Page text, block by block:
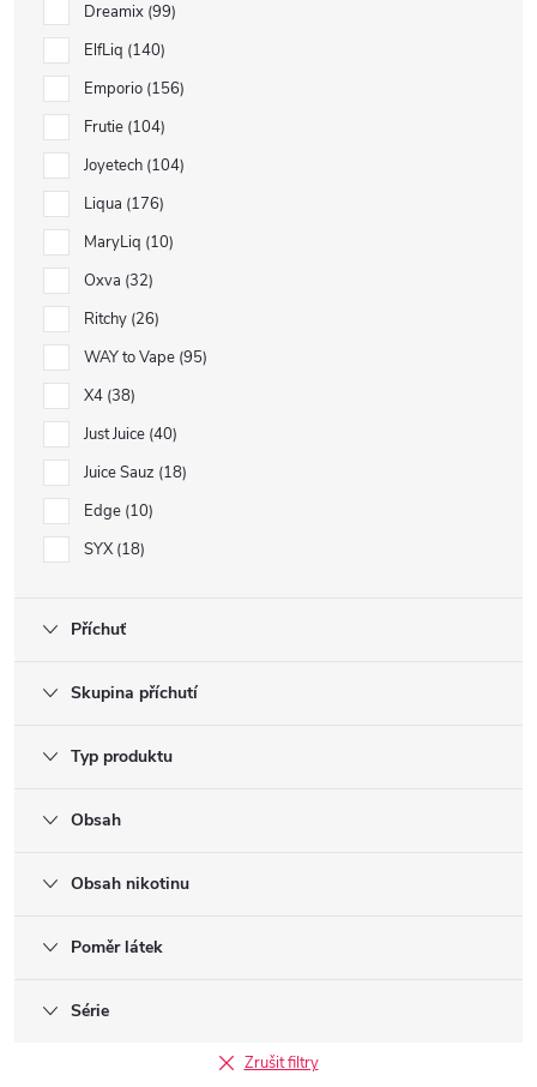
Dreamix 99
ElfLiq 140
Emporio 156
Frutie 104
Joyetech 104
Liqua 176
MaryLiq 10
Oxva 32
Ritchy 26
WAY to Vape 95
X4 38
Just Juice 40
Juice Sauz 18
Edge 10
SYX 18
Příchuť
Skupina příchutí
Typ produktu
Obsah
Obsah nikotinu
Poměr látek
Série
Zrušit filtry